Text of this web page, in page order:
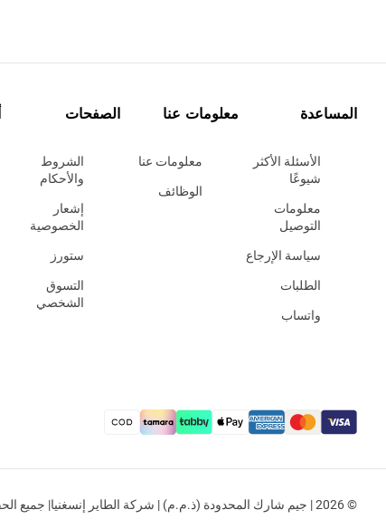
المساعدة
الأسئلة الأكثر
شيوعًا
معلومات
التوصيل
سياسة الإرجاع
الطلبات
واتساب
معلومات عنا
معلومات عنا
الوظائف
الصفحات
الشروط
والأحكام
إشعار
الخصوصية
ستورز
التسوق
الشخصي
© 2026 | جيم شارك المحدودة (ذ.م.م) | شركة الطاير إنسغنيا| جميع الحقوق محفوظة